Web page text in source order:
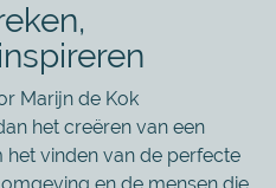
Marijn de Kok
het creëren van een
vinden van de perfecte